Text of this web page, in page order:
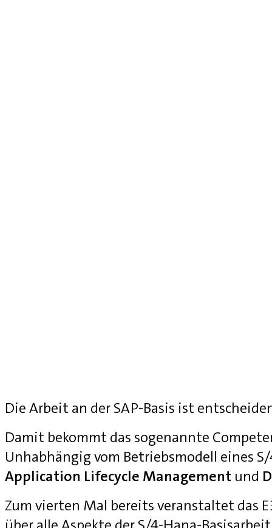
Die Arbeit an der SAP-Basis ist
Damit bekommt das sogenannte
Unhabhängig vom Betriebsmodell eines
Application Lifecycle Management und
Zum vierten Mal bereits veranstaltet das